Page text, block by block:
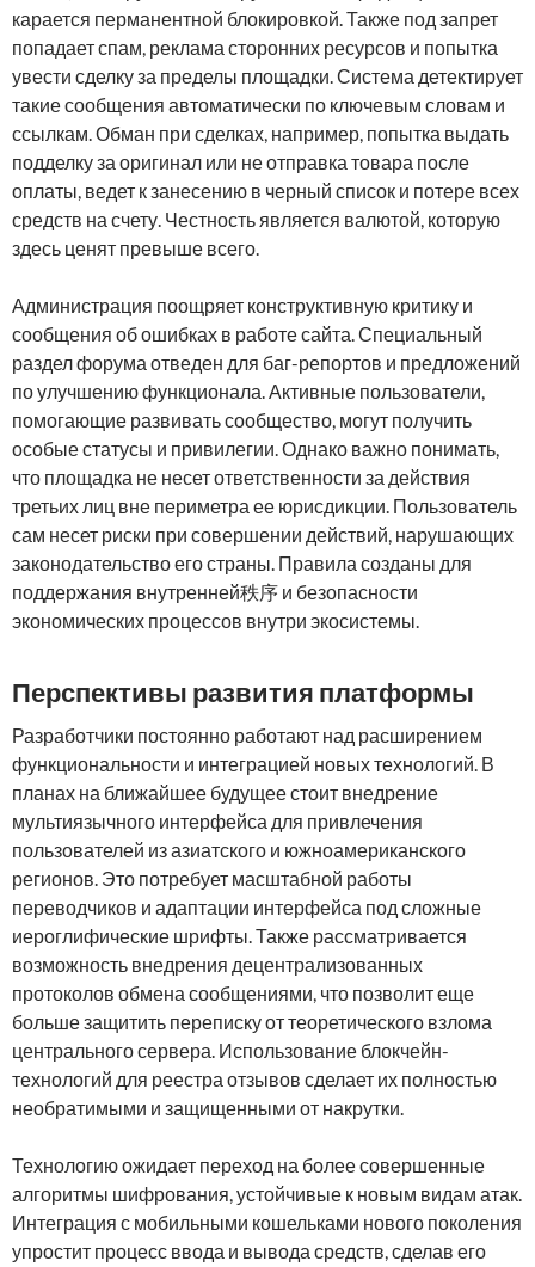
карается перманентной блокировкой. Также под запрет
попадает спам, реклама сторонних ресурсов и попытка
увести сделку за пределы площадки. Система детектирует
такие сообщения автоматически по ключевым словам и
ссылкам. Обман при сделках, например, попытка выдать
подделку за оригинал или не отправка товара после
оплаты, ведет к занесению в черный список и потере всех
средств на счету. Честность является валютой, которую
здесь ценят превыше всего.
Администрация поощряет конструктивную критику и
сообщения об ошибках в работе сайта. Специальный
раздел форума отведен для баг-репортов и предложений
по улучшению функционала. Активные пользователи,
помогающие развивать сообщество, могут получить
особые статусы и привилегии. Однако важно понимать,
что площадка не несет ответственности за действия
третьих лиц вне периметра ее юрисдикции. Пользователь
сам несет риски при совершении действий, нарушающих
законодательство его страны. Правила созданы для
поддержания внутренней秩序 и безопасности
экономических процессов внутри экосистемы.
Перспективы развития платформы
Разработчики постоянно работают над расширением
функциональности и интеграцией новых технологий. В
планах на ближайшее будущее стоит внедрение
мультиязычного интерфейса для привлечения
пользователей из азиатского и южноамериканского
регионов. Это потребует масштабной работы
переводчиков и адаптации интерфейса под сложные
иероглифические шрифты. Также рассматривается
возможность внедрения децентрализованных
протоколов обмена сообщениями, что позволит еще
больше защитить переписку от теоретического взлома
центрального сервера. Использование блокчейн-
технологий для реестра отзывов сделает их полностью
необратимыми и защищенными от накрутки.
Технологию ожидает переход на более совершенные
алгоритмы шифрования, устойчивые к новым видам атак.
Интеграция с мобильными кошельками нового поколения
упростит процесс ввода и вывода средств, сделав его